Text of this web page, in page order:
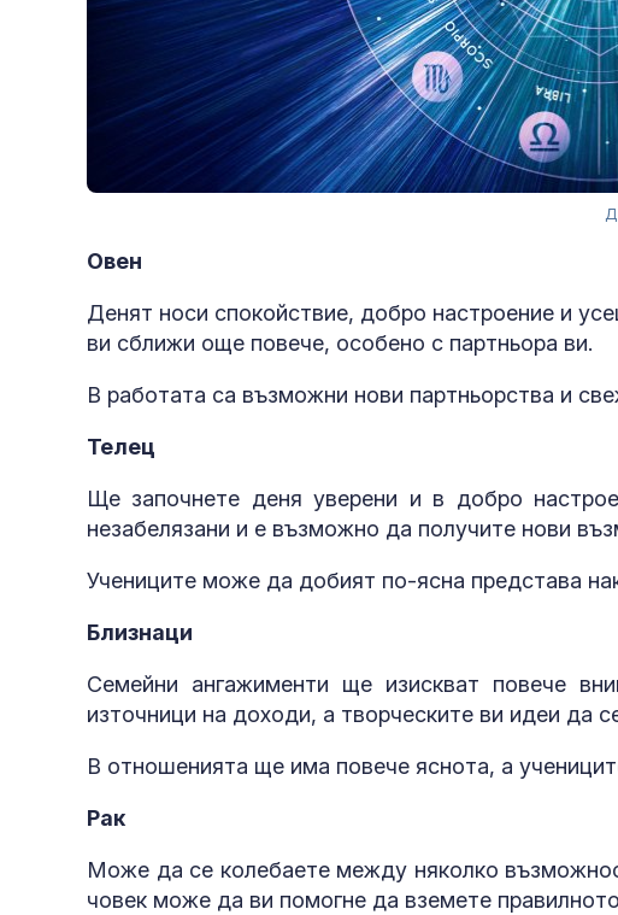
Овен
Денят носи спокойствие, добро настроение и
ви сближи още повече, особено с партньора ви.
В работата са възможни нови партньорства и
Телец
Ще започнете деня уверени и в добро
незабелязани и е възможно да получите нови
Учениците може да добият по-ясна представа
Близнаци
Семейни ангажименти ще изискват повече
източници на доходи, а творческите ви идеи да
В отношенията ще има повече яснота, а
Рак
Може да се колебаете между няколко
човек може да ви помогне да вземете